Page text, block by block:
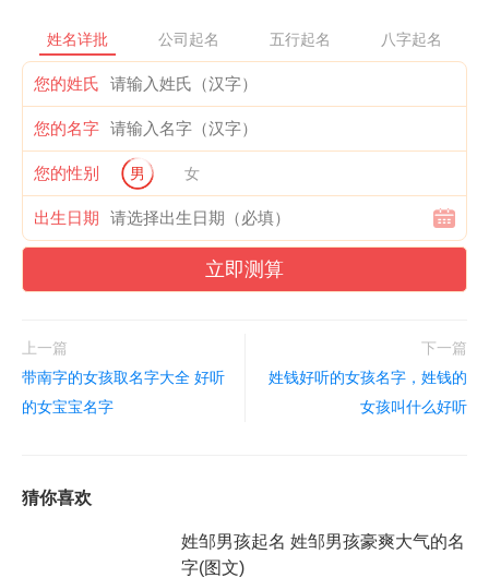
姓名详批 公司起名 五行起名 八字起名
您的姓氏
您的名字
您的性别 男 女
出生日期
立即测算
上一篇
带南字的女孩取名字大全 好听
的女宝宝名字
下一篇
姓钱好听的女孩名字，姓钱的
女孩叫什么好听
猜你喜欢
姓邹男孩起名 姓邹男孩豪爽大气的名
字(图文)